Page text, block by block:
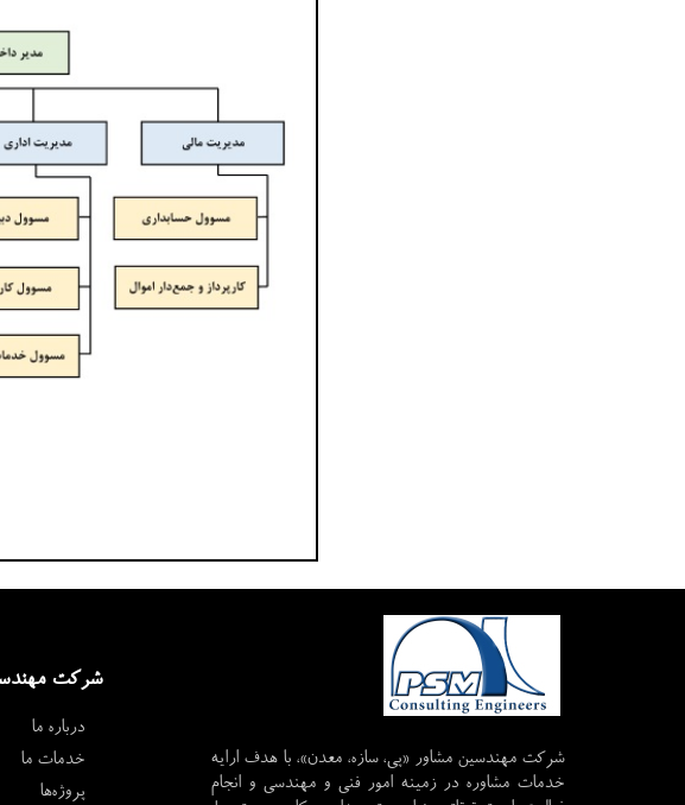
شرکت مهندسین مشاور «پی، سازه، معدن»، با هدف ارایه‌
خدمات مشاوره در زمینه­ امور فنی و مهندسی و انجام
درباره ما
خدمات ما
پروژه‌ها
شرکت